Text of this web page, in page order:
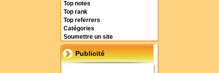
Top notes
Top rank
Top referrers
Catégories
Soumettre un site
Publicité